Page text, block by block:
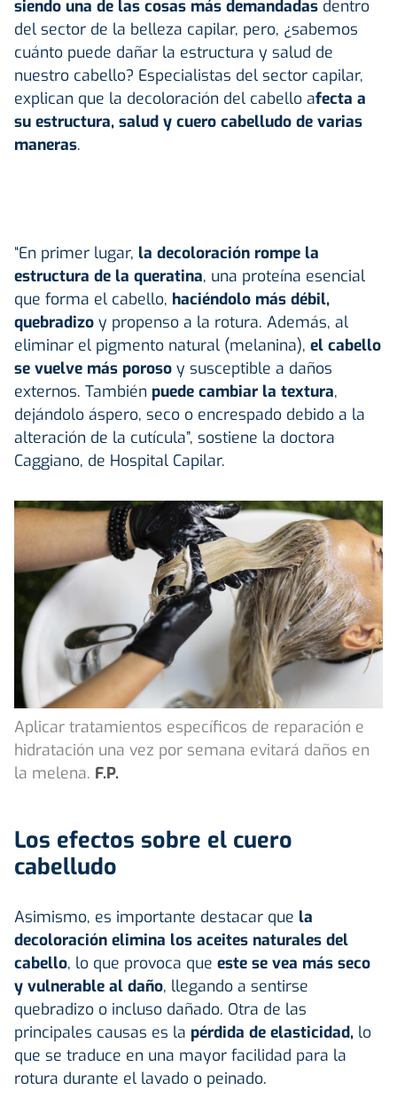
siendo una de las cosas más demandadas dentro
del sector de la belleza capilar, pero, ¿sabemos
cuánto puede dañar la estructura y salud de
nuestro cabello? Especialistas del sector capilar,
explican que la decoloración del cabello afecta a
su estructura, salud y cuero cabelludo de varias
maneras.
“En primer lugar, la decoloración rompe la
estructura de la queratina, una proteína esencial
que forma el cabello, haciéndolo más débil,
quebradizo y propenso a la rotura. Además, al
eliminar el pigmento natural (melanina), el cabello
se vuelve más poroso y susceptible a daños
externos. También puede cambiar la textura,
dejándolo áspero, seco o encrespado debido a la
alteración de la cutícula”, sostiene la doctora
Caggiano, de Hospital Capilar.
Aplicar tratamientos específicos de reparación e
hidratación una vez por semana evitará daños en
la melena. F.P.
Los efectos sobre el cuero
cabelludo
Asimismo, es importante destacar que la
decoloración elimina los aceites naturales del
cabello, lo que provoca que este se vea más seco
y vulnerable al daño, llegando a sentirse
quebradizo o incluso dañado. Otra de las
principales causas es la pérdida de elasticidad, lo
que se traduce en una mayor facilidad para la
rotura durante el lavado o peinado.